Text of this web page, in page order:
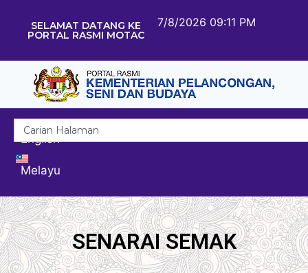
SELAMAT DATANG KE
PORTAL RASMI MOTAC
7/8/2026 09:11 PM
English
Melayu
SENARAI SEMAK